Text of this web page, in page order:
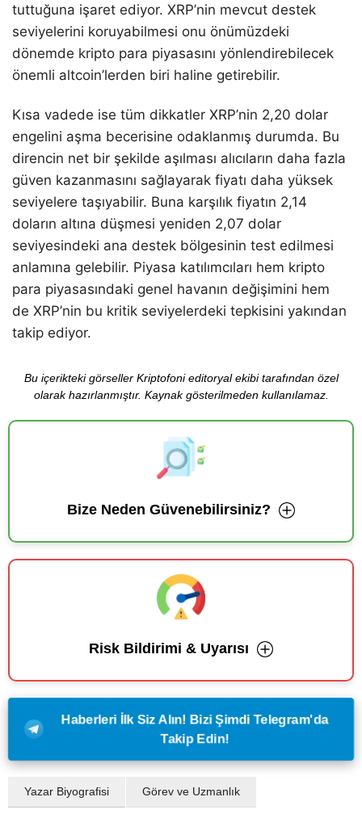
tuttuğuna işaret ediyor. XRP’nin mevcut destek
seviyelerini koruyabilmesi onu önümüzdeki
dönemde kripto para piyasasını yönlendirebilecek
önemli altcoin’lerden biri haline getirebilir.
Kısa vadede ise tüm dikkatler XRP’nin 2,20 dolar
engelini aşma becerisine odaklanmış durumda. Bu
direncin net bir şekilde aşılması alıcıların daha fazla
güven kazanmasını sağlayarak fiyatı daha yüksek
seviyelere taşıyabilir. Buna karşılık fiyatın 2,14
doların altına düşmesi yeniden 2,07 dolar
seviyesindeki ana destek bölgesinin test edilmesi
anlamına gelebilir. Piyasa katılımcıları hem kripto
para piyasasındaki genel havanın değişimini hem
de XRP’nin bu kritik seviyelerdeki tepkisini yakından
takip ediyor.
Bu içerikteki görseller Kriptofoni editoryal ekibi tarafından özel
olarak hazırlanmıştır. Kaynak gösterilmeden kullanılamaz.
Bize Neden Güvenebilirsiniz?
Risk Bildirimi & Uyarısı
Haberleri İlk Siz Alın! Bizi Şimdi Telegram'da
Takip Edin!
Yazar Biyografisi Görev ve Uzmanlık